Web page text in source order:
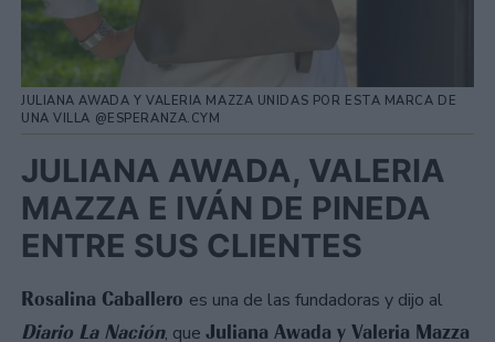
JULIANA AWADA Y VALERIA MAZZA UNIDAS POR ESTA MARCA DE
UNA VILLA @ESPERANZA.CYM
JULIANA AWADA, VALERIA
MAZZA E IVÁN DE PINEDA
ENTRE SUS CLIENTES
Rosalina Caballero es una de las fundadoras y dijo al
Diario La Nación, que Juliana Awada y Valeria Mazza